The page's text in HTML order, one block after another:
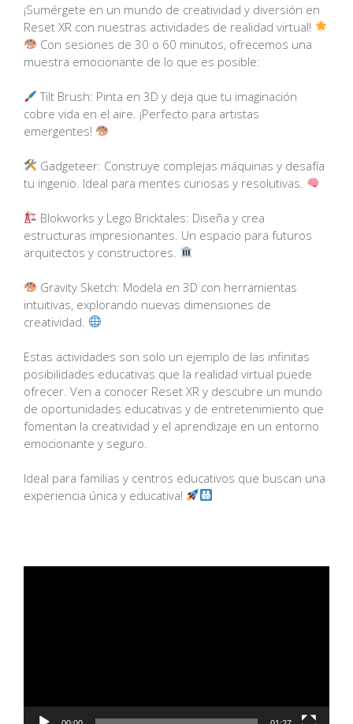
¡Sumérgete en un mundo de creatividad y diversión en
Reset XR con nuestras actividades de realidad virtual!
Con sesiones de 30 o 60 minutos, ofrecemos una
muestra emocionante de lo que es posible:
Tilt Brush: Pinta en 3D y deja que tu imaginación
cobre vida en el aire. ¡Perfecto para artistas
emergentes!
Gadgeteer: Construye complejas máquinas y desafía
tu ingenio. Ideal para mentes curiosas y resolutivas.
Blokworks y Lego Bricktales: Diseña y crea
estructuras impresionantes. Un espacio para futuros
arquitectos y constructores.
Gravity Sketch: Modela en 3D con herramientas
intuitivas, explorando nuevas dimensiones de
creatividad.
Estas actividades son solo un ejemplo de las infinitas
posibilidades educativas que la realidad virtual puede
ofrecer. Ven a conocer Reset XR y descubre un mundo
de oportunidades educativas y de entretenimiento que
fomentan la creatividad y el aprendizaje en un entorno
emocionante y seguro.
Ideal para familias y centros educativos que buscan una
experiencia única y educativa!